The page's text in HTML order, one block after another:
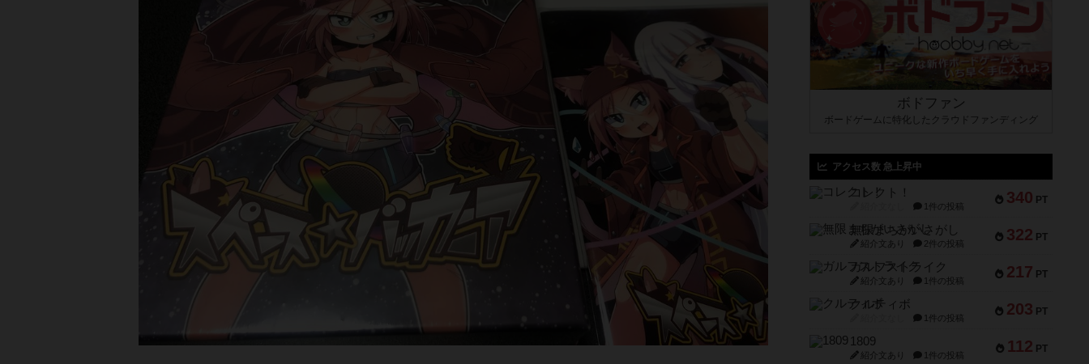
ボドファン
ボードゲームに特化したクラウドファンディング
アクセス数 急上昇中
340 PT
コレクト！
1件の投稿
322 PT
無限まちがいさがし
紹介文あり 2件の投稿
217 PT
ガルフストライク
紹介文あり 1件の投稿
203 PT
クルティボ
1件の投稿
112 PT
1809
紹介文あり 1件の投稿